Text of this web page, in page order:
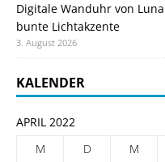
Digitale Wanduhr von
bunte Lichtakzente
3. August 2026
KALENDER
APRIL 2022
M
D M